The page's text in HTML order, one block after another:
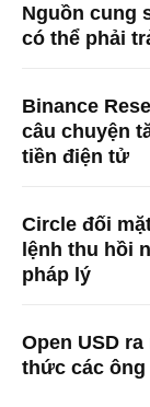
Nguồn cung
có thể phải
Binance
câu chuyện
tiền điện tử
Circle đối
lệnh thu hồi
pháp lý
Open USD
thức các